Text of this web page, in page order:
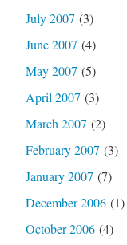
July 2007 (3)
June 2007 (4)
May 2007 (5)
April 2007 (3)
March 2007 (2)
February 2007 (3)
January 2007 (7)
December 2006(1)
October 2006(4)